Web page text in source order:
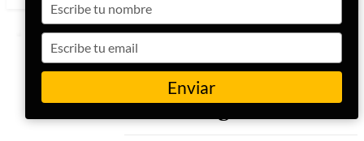
ETIQUETA
Alianza Sahra Wagenknecht
your
name
your
email
Enviar